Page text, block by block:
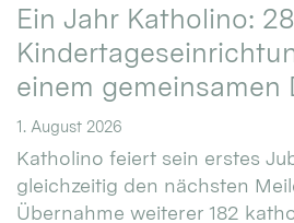
Ein Jahr Katholino:
einem gemeinsamen
1. August 2026
Katholino feiert sein erstes
gleichzeitig den nächsten
Übernahme weiterer 182